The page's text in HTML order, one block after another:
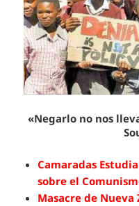
«Negarlo no nos
Camaradas
sobre el
Masacre de Nueva